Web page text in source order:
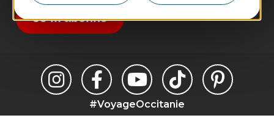
Je m'abonne
#VoyageOccitanie